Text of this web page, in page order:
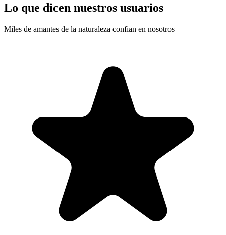
Lo que dicen nuestros usuarios
Miles de amantes de la naturaleza confian en nosotros